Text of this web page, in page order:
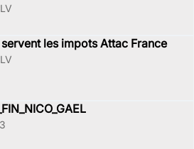
les impots Attac France